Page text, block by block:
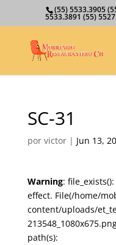
(55) 5533.3905
5533.3891 (55)
SC-31
por victor| Jun 13,
Warning:
effect. File(/home/
content/uploads/
path(s):